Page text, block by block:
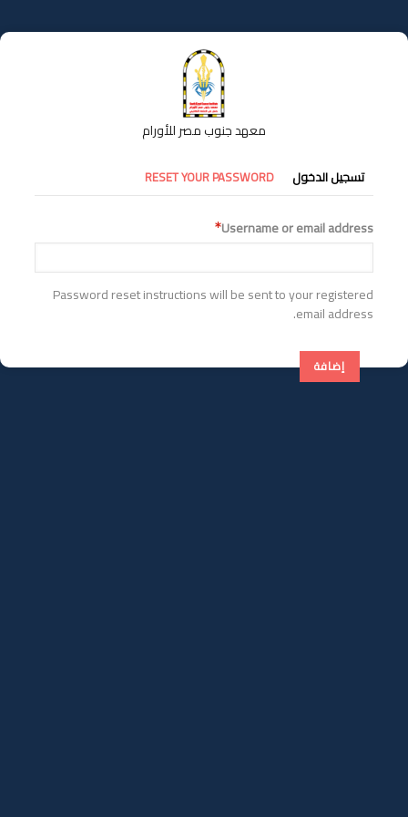
إلى
المحتوى
معهد جنوب مصر للأورام
التبويبات
الأساسية
تسجيل الدخول RESET YOUR PASSWORD
Username or email address
Password reset instructions will be sent to your registered
email address.